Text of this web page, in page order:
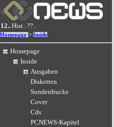
12..Hist..??..
Homepage > Inside
Homepage
Inside
Ausgaben
Disketten
Sonderdrucke
Cover
Cds
PCNEWS-Kapitel